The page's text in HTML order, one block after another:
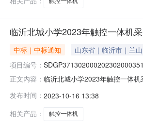
临沂北城小学2023年触控一体机
中标｜中标通知 山东省｜临沂市｜兰
项目编号： SDGP371302000202302000351
正文内容： 临沂北城小学2023年触控一体
室中标（成交）金额：
发布时间： 2023-10-16 13:38
相关产品：
触控一体机